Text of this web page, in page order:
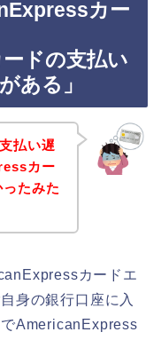
カー
ドの支払い
ある」
払い遅
カー
たみた
カードエ
身の銀行口座に入
AmericanExpress